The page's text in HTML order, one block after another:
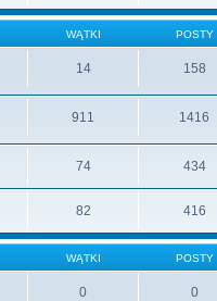
WĄTKI POSTY
14 158
911 1416
74 434
82 416
WĄTKI POSTY
0 0